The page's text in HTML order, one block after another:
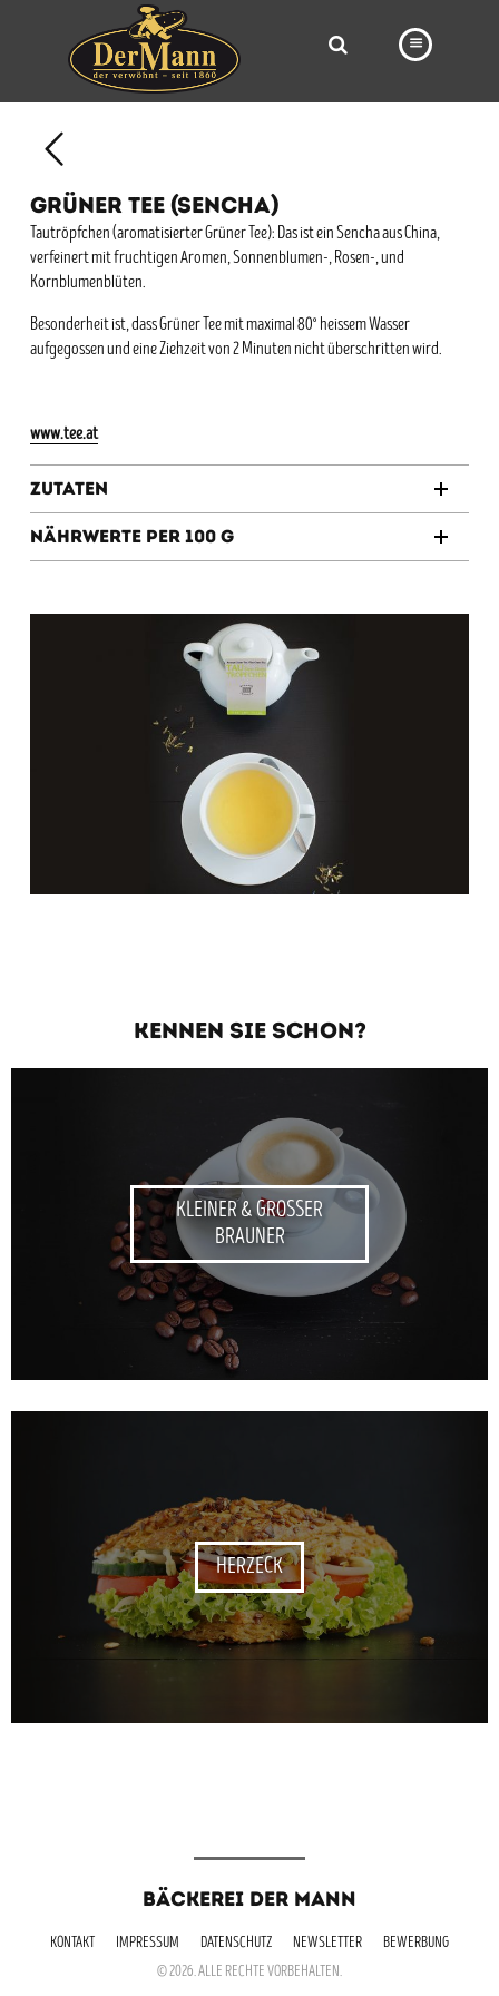
BÄCKEREI
BROTWAY
NEWS
GRÜNER TEE (SENCHA)
Tautröpfchen (aromatisierter Grüner Tee): Das ist ein Sencha aus China,
verfeinert mit fruchtigen Aromen, Sonnenblumen-, Rosen-, und
Kornblumenblüten.
Besonderheit ist, dass Grüner Tee mit maximal 80° heissem Wasser
aufgegossen und eine Ziehzeit von 2 Minuten nicht überschritten wird.
www.tee.at
Zutaten
Nährwerte per 100 g
KENNEN SIE SCHON?
KLEINER & GROSSER
BRAUNER
HERZECK
BÄCKEREI DER MANN
KONTAKT IMPRESSUM DATENSCHUTZ NEWSLETTER
BEWERBUNG
© 2026. ALLE RECHTE VORBEHALTEN.